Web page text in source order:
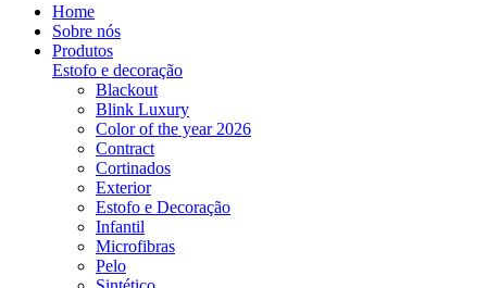
Home
Sobre nós
Produtos
Estofo e decoração
Blackout
Blink Luxury
Color of the year 2026
Contract
Cortinados
Exterior
Estofo e Decoração
Infantil
Microfibras
Pelo